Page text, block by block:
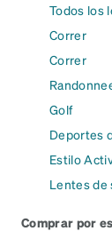
Todos los
Correr
Correr
Golf
Deportes
Estilo
Lentes de
Comprar por